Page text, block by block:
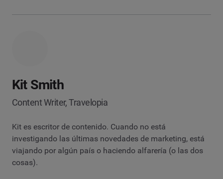
Kit Smith
Content Writer, Travelopia
Kit es escritor de contenido. Cuando no está
investigando las últimas novedades de marketing, está
viajando por algún país o haciendo alfarería (o las dos
cosas).